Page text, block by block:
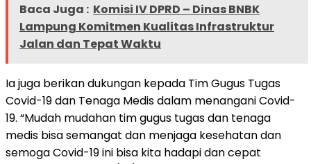
Baca Juga : Komisi IV DPRD – Dinas BNBK
Lampung Komitmen Kualitas Infrastruktur
Jalan dan Tepat Waktu
Ia juga berikan dukungan kepada Tim Gugus Tugas
Covid-19 dan Tenaga Medis dalam menangani Covid-
19. “Mudah mudahan tim gugus tugas dan tenaga
medis bisa semangat dan menjaga kesehatan dan
semoga Covid-19 ini bisa kita hadapi dan cepat